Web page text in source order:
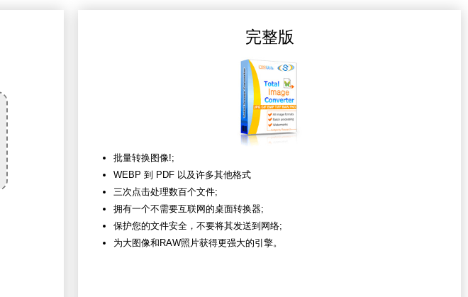
完整版
批量转换图像!;
WEBP 到 PDF 以及许多其他格式
三次点击处理数百个文件;
拥有一个不需要互联网的桌面转换器;
保护您的文件安全，不要将其发送到网络;
为大图像和RAW照片获得更强大的引擎。